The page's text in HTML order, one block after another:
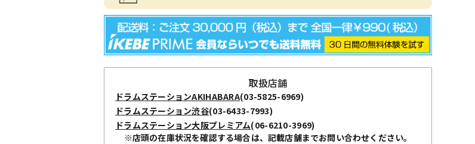
取扱店舗
ドラムステーションAKIHABARA(03-5825-6969)
ドラムステーション渋谷(03-6433-7993)
ドラムステーション大阪プレミアム(06-6210-3969)
※店頭の在庫状況を確認する場合は、記載店舗までお問い合わせください。